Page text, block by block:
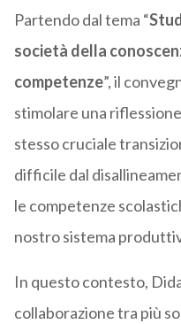
Partendo dal tema “
società della
competenze”, il
stimolare una
stesso cruciale
difficile dal
le competenze
nostro sistema
In questo contesto,
collaborazione tra più